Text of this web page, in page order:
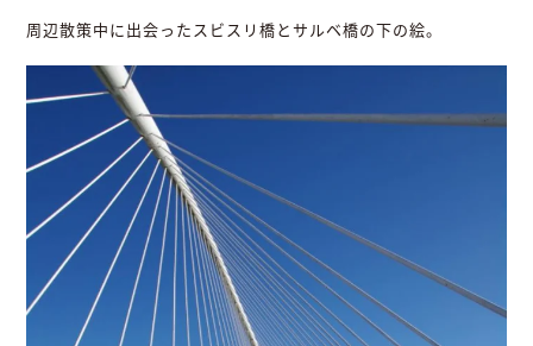
周辺散策中に出会ったスビスリ橋とサルベ橋の下の絵。